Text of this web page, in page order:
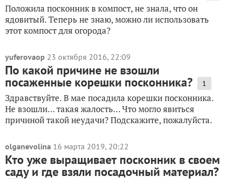
Положила посконник в компост, не знала, что он
ядовитый. Теперь не знаю, можно ли использовать
этот компост для огорода?
yuferovaop 23 октября 2016, 22:09
По какой причине не взошли
посаженные корешки посконника? 1
Здравствуйте. В мае посадила корешки посконника.
Не взошли… такая жалость… Что могло явиться
причиной такой неудачи? Подскажите, пожалуйста.
olganevolina 16 марта 2019, 20:22
Кто уже выращивает посконник в своем
саду и где взяли посадочный материал?